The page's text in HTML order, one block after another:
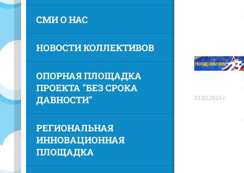
СМИ О НАС
НОВОСТИ КОЛЛЕКТИВОВ
ОПОРНАЯ ПЛОЩАДКА
ПРОЕКТА "БЕЗ СРОКА
ДАВНОСТИ"
РЕГИОНАЛЬНАЯ
ИННОВАЦИОННАЯ
ПЛОЩАДКА
23.02.2024 г.